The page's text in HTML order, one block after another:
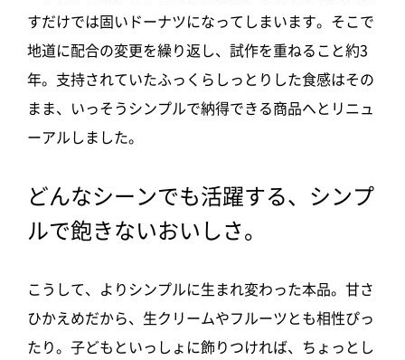
すだけでは固いドーナツになってしまいます。そこで
地道に配合の変更を繰り返し、試作を重ねること約3
年。支持されていたふっくらしっとりした食感はその
まま、いっそうシンプルで納得できる商品へと リニュ
ーアルしました。
どんなシーンでも活躍する、シンプ
ルで飽きないおいしさ。
こうして、よりシンプルに生まれ変わった本品。甘さ
ひかえめだから、生クリームやフルーツとも相性ぴっ
たり。子どもといっしょに飾りつければ、ちょっとし